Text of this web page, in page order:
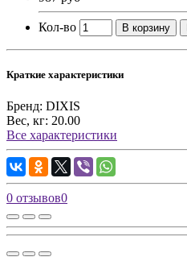
Кол-во В корзину
Краткие характеристики
Бренд: DIXIS
Вес, кг: 20.00
Все характеристики
0 отзывов0